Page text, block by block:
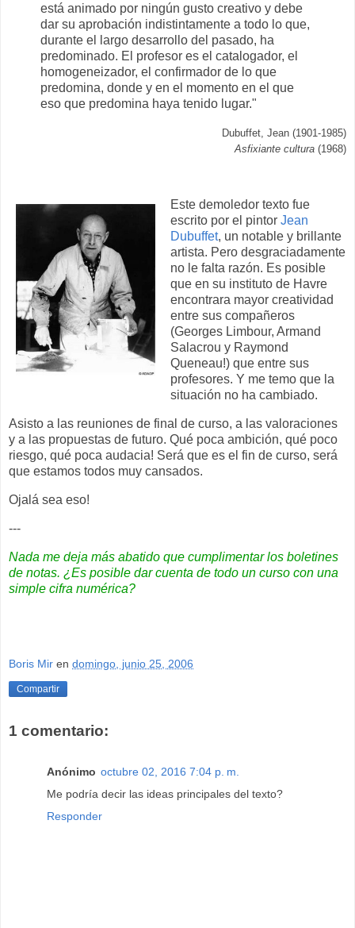
está animado por ningún gusto creativo y debe
dar su aprobación indistintamente a todo lo que,
durante el largo desarrollo del pasado, ha
predominado. El profesor es el catalogador, el
homogeneizador, el confirmador de lo que
predomina, donde y en el momento en el que
eso que predomina haya tenido lugar."
Dubuffet, Jean (1901-1985)
Asfixiante cultura (1968)
Este demoledor texto fue
escrito por el pintor Jean
Dubuffet, un notable y brillante
artista. Pero desgraciadamente
no le falta razón. Es posible
que en su instituto de Havre
encontrara mayor creatividad
entre sus compañeros
(Georges Limbour, Armand
Salacrou y Raymond
Queneau!) que entre sus
profesores. Y me temo que la
situación no ha cambiado.
Asisto a las reuniones de final de curso, a las valoraciones
y a las propuestas de futuro. Qué poca ambición, qué poco
riesgo, qué poca audacia! Será que es el fin de curso, será
que estamos todos muy cansados.
Ojalá sea eso!
---
Nada me deja más abatido que cumplimentar los boletines
de notas. ¿Es posible dar cuenta de todo un curso con una
simple cifra numérica?
Boris Mir en domingo, junio 25, 2006
Compartir
1 comentario:
Anónimo octubre 02, 2016 7:04 p. m.
Me podría decir las ideas principales del texto?
Responder